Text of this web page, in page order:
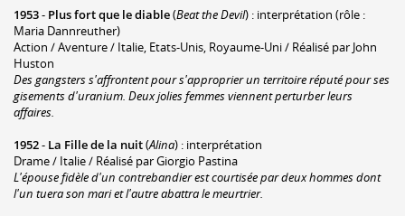
1953- Plus fort que le diable(Beat the Devil) : interprétation (rôle :
Maria Dannreuther)
Action / Aventure / Italie, Etats-Unis, Royaume-Uni / Réalisé par John
Huston
Des gangsters s'affrontent pour s'approprier un territoire réputé pour ses
gisements d'uranium. Deux jolies femmes viennent perturber leurs
affaires.
1952- La Fille de la nuit(Alina) : interprétation
Drame / Italie / Réalisé par Giorgio Pastina
L'épouse fidèle d'un contrebandier est courtisée par deux hommes dont
l'un tuera son mari et l'autre abattra le meurtrier.